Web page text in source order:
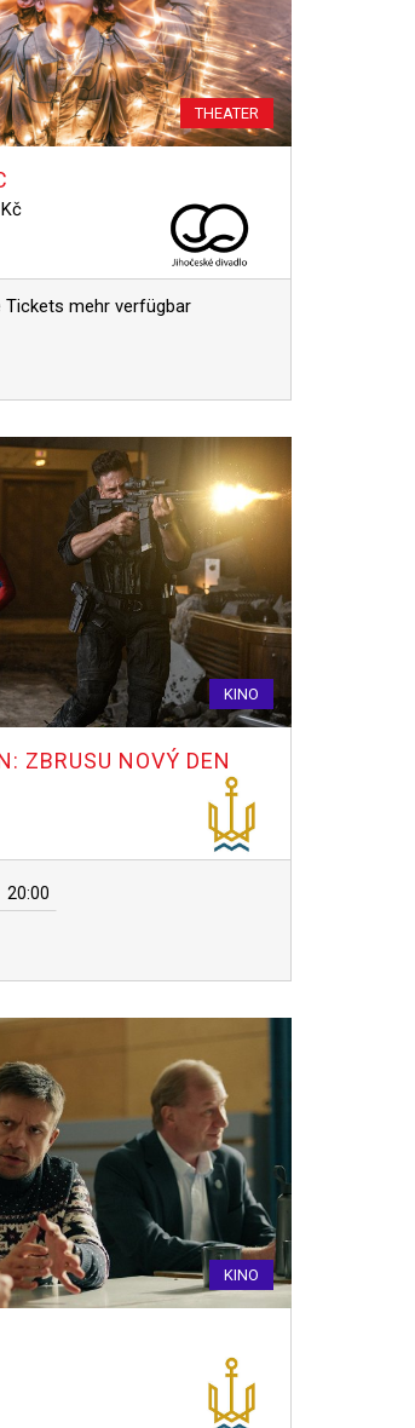
THEATER
Tickets mehr verfügbar
KINO
ZBRUSU NOVÝ DEN
20:00
KINO